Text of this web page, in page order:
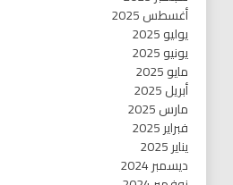
أغسطس 2025
يوليو 2025
يونيو 2025
مايو 2025
أبريل 2025
مارس 2025
فبراير 2025
يناير 2025
ديسمبر 2024